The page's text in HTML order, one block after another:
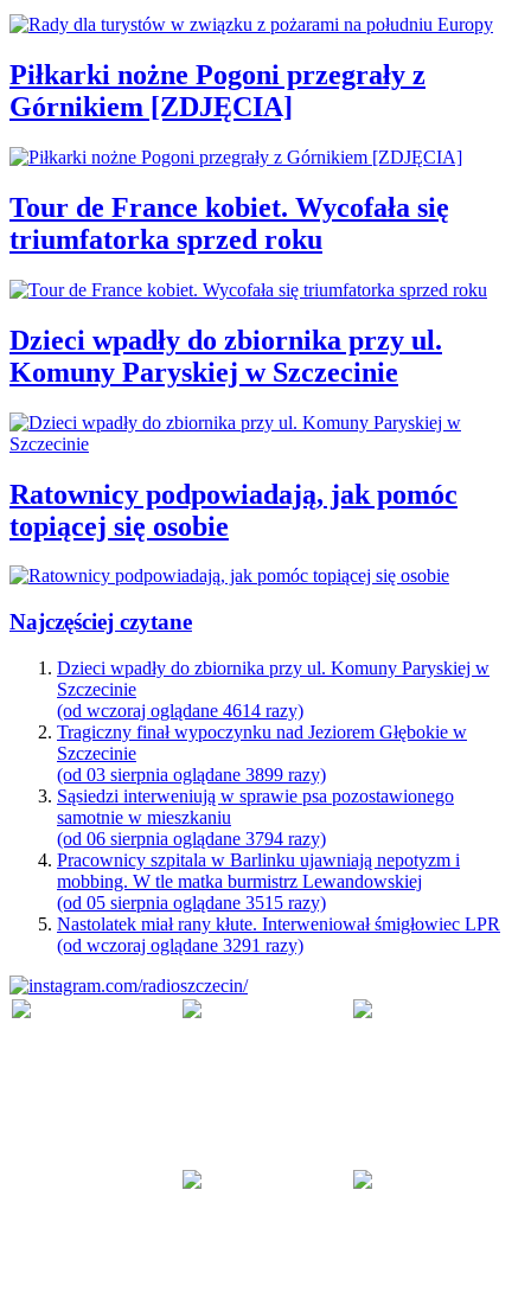
Piłkarki nożne Pogoni przegrały z
Górnikiem [ZDJĘCIA]
Tour de France kobiet. Wycofała się
triumfatorka sprzed roku
Dzieci wpadły do zbiornika przy ul.
Komuny Paryskiej w Szczecinie
Ratownicy podpowiadają, jak pomóc
topiącej się osobie
Najczęściej czytane
Dzieci wpadły do zbiornika przy ul. Komuny Paryskiej w
Szczecinie
(od wczoraj oglądane 4614 razy)
Tragiczny finał wypoczynku nad Jeziorem Głębokie w
Szczecinie
(od 03 sierpnia oglądane 3899 razy)
Sąsiedzi interweniują w sprawie psa pozostawionego
samotnie w mieszkaniu
(od 06 sierpnia oglądane 3794 razy)
Pracownicy szpitala w Barlinku ujawniają nepotyzm i
mobbing. W tle matka burmistrz Lewandowskiej
(od 05 sierpnia oglądane 3515 razy)
Nastolatek miał rany kłute. Interweniował śmigłowiec LPR
(od wczoraj oglądane 3291 razy)